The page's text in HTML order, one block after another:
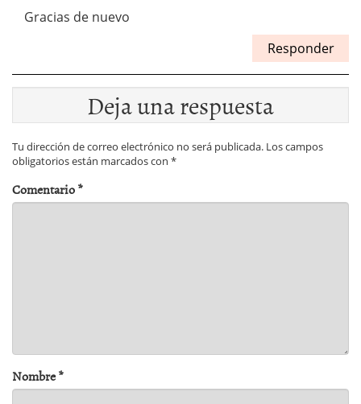
Gracias de nuevo
Responder
Deja una respuesta
Tu dirección de correo electrónico no será publicada. Los campos
obligatorios están marcados con *
Comentario*
Nombre*